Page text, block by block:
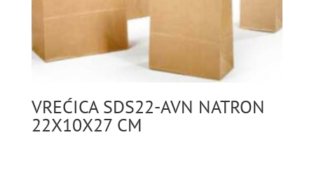
VREĆICA SDS22-AVN NATRON
22X10X27 CM